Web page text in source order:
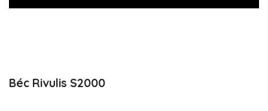
Béc Rivulis S2000